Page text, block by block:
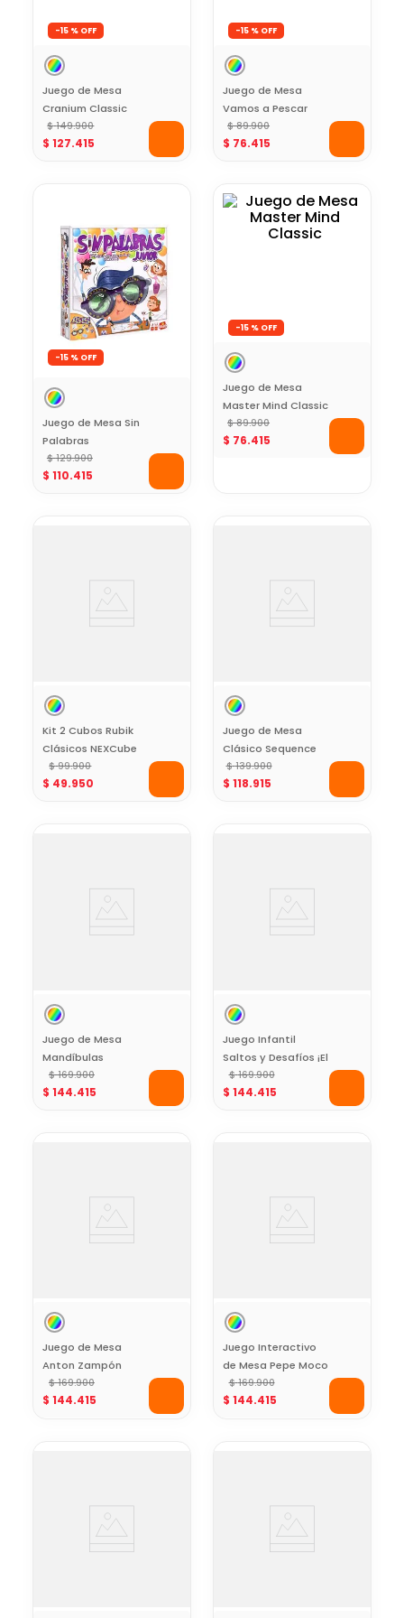
-15 %
Juego de Mesa
Cranium Classic
$ 149.900
$ 127.415
-15 %
Juego de Mesa
Vamos a Pescar
Let’s Go Fishing
$ 89.900
$ 76.415
-15 %
Juego de Mesa Sin
Palabras
$ 129.900
$ 110.415
-15 %
Juego de Mesa
Master Mind Classic
$ 89.900
$ 76.415
Kit 2 Cubos Rubik
Clásicos NEXCube
3x3 + 2x2
$ 99.900
$ 49.950
Juego de Mesa
Clásico Sequence
$ 139.900
$ 118.915
Juego de Mesa
Mandíbulas
$ 169.900
$ 144.415
Juego Infantil
Saltos y Desafíos ¡El
Piso es Lava! The
Floor is Lava
$ 169.900
$ 144.415
Juego de Mesa
Anton Zampón
$ 169.900
$ 144.415
Juego Interactivo
de Mesa Pepe Moco
$ 169.900
$ 144.415